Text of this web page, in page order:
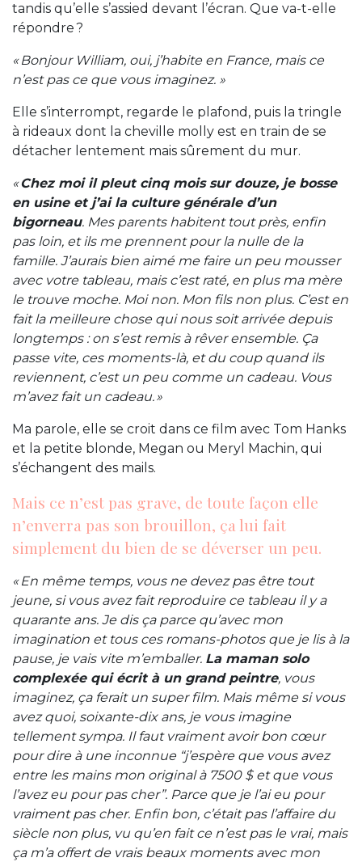
tandis qu’elle s’assied devant l’écran. Que va-t-elle
répondre ?
« Bonjour William, oui, j’habite en France, mais ce
n’est pas ce que vous imaginez. »
Elle s’interrompt, regarde le plafond, puis la tringle
à rideaux dont la cheville molly est en train de se
détacher lentement mais sûrement du mur.
«Chez moi il pleut cinq mois sur douze, je bosse
en usine et j’ai la culture générale d’un
bigorneau. Mes parents habitent tout près, enfin
pas loin, et ils me prennent pour la nulle de la
famille. J’aurais bien aimé me faire un peu mousser
avec votre tableau, mais c’est raté, en plus ma mère
le trouve moche. Moi non. Mon fils non plus. C’est en
fait la meilleure chose qui nous soit arrivée depuis
longtemps : on s’est remis à rêver ensemble. Ça
passe vite, ces moments-là, et du coup quand ils
reviennent, c’est un peu comme un cadeau. Vous
m’avez fait un cadeau. »
Ma parole, elle se croit dans ce film avec Tom Hanks
et la petite blonde, Megan ou Meryl Machin, qui
s’échangent des mails.
Mais ce n’est pas grave, de toute façon elle
n’enverra pas son brouillon, ça lui fait
simplement du bien de se déverser un peu.
« En même temps, vous ne devez pas être tout
jeune, si vous avez fait reproduire ce tableau il y a
quarante ans. Je dis ça parce qu’avec mon
imagination et tous ces romans-photos que je lis à la
pause, je vais vite m’emballer. La maman solo
complexée qui écrit à un grand peintre, vous
imaginez, ça ferait un super film. Mais même si vous
avez quoi, soixante-dix ans, je vous imagine
tellement sympa. Il faut vraiment avoir bon cœur
pour dire à une inconnue “j’espère que vous avez
entre les mains mon original à 7500 $ et que vous
l’avez eu pour pas cher”. Parce que je l’ai eu pour
vraiment pas cher. Enfin bon, c’était pas l’affaire du
siècle non plus, vu qu’en fait ce n’est pas le vrai, mais
ça m’a offert de vrais beaux moments avec mon